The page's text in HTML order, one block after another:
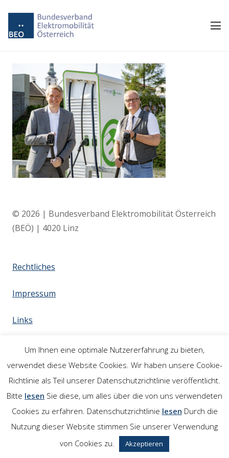
© 2026 | Bundesverband Elektromobilität Österreich
(BEÖ) | 4020 Linz
Rechtliches
Impressum
Links
Um Ihnen eine optimale Nutzererfahrung zu bieten,
verwendet diese Website Cookies. Wir haben unsere Cookie-
Richtlinie als Teil unserer Datenschutzrichtlinie veröffentlicht.
Bitte lesen Sie diese, um alles über die von uns verwendeten
Cookies zu erfahren. Datenschutzrichtlinie lesen Durch die
Nutzung dieser Website stimmen Sie unserer Verwendung
von Cookies zu.
Akzeptieren